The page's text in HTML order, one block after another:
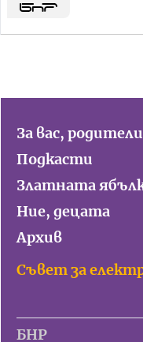
За вас, родители
Подкасти
Златната
Ние, децата
Архив
Съвет за
БНР